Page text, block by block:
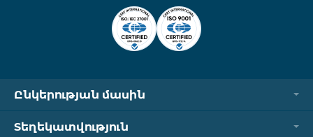
Ընկերության մասին
Տեղեկատվություն